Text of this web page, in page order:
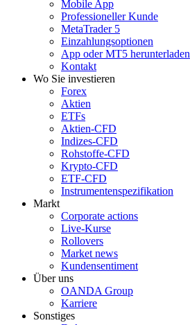
Mobile App
Professioneller Kunde
MetaTrader 5
Einzahlungsoptionen
App oder MT5 herunterladen
Kontakt
Wo Sie investieren
Forex
Aktien
ETFs
Aktien-CFD
Indizes-CFD
Rohstoffe-CFD
Krypto-CFD
ETF-CFD
Instrumentenspezifikation
Markt
Corporate actions
Live-Kurse
Rollovers
Market news
Kundensentiment
Über uns
OANDA Group
Karriere
Sonstiges